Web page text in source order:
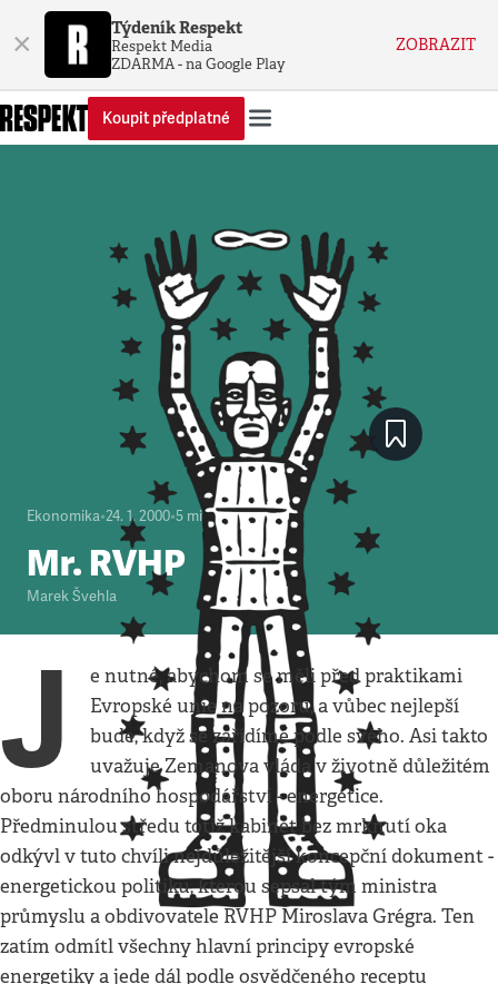
× Týdeník Respekt
Respekt Media
ZDARMA - na Google Play
ZOBRAZIT
Koupit předplatné
Ekonomika•24. 1. 2000•5 minut
Mr. RVHP
Marek Švehla
J
e nutné, abychom se měli před praktikami
Evropské unie na pozoru, a vůbec nejlepší
bude, když se zařídíme podle svého. Asi takto
uvažuje Zemanova vláda v životně důležitém
oboru národního hospodářství - energetice.
Předminulou středu totiž kabinet bez mrknutí oka
odkývl v tuto chvíli nejdůležitější koncepční dokument -
energetickou politiku, kterou sepsal tým ministra
průmyslu a obdivovatele RVHP Miroslava Grégra. Ten
zatím odmítl všechny hlavní principy evropské
energetiky a jede dál podle osvědčeného receptu